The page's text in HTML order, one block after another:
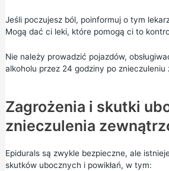
Jeśli poczujesz ból, poinformuj o tym
Mogą dać ci leki, które pomogą ci to
Nie należy prowadzić pojazdów,
alkoholu przez 24 godziny po
Zagrożenia i skutki
znieczulenia
Epidurals są zwykle bezpieczne, ale
skutków ubocznych i powikłań, w tym: